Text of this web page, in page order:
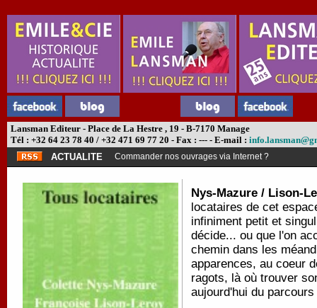
Lansman Editeur - Place de La Hestre , 19 - B-7170 Manage
Tél : +32 64 23 78 40 / +32 471 69 77 20 - Fax : --- - E-mail :
ACTUALITE
Commander nos ouvrages via Internet ?
Nys-Mazure / Lison-
locataires de cet
infiniment petit et
décide... ou que l'on
chemin dans les
apparences, au coeur
ragots, là où trouver
aujourd'hui du